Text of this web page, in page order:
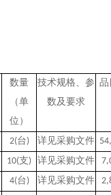
数量
（单
位）
技术规格、参
数及要求
品
2(台) 详见采购文件
10(支) 详见采购文件
4(台) 详见采购文件